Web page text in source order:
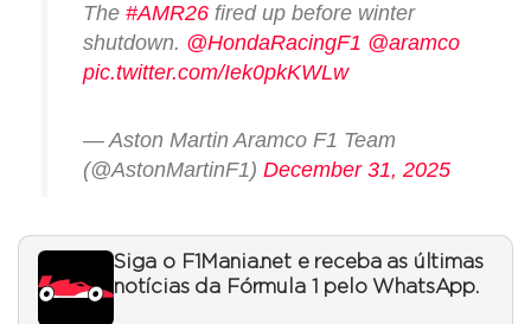
The #AMR26 fired up before winter
shutdown. @HondaRacingF1 @aramco
pic.twitter.com/Iek0pkKWLw
— Aston Martin Aramco F1 Team
(@AstonMartinF1) December 31, 2025
Siga o F1Mania.net e receba as últimas
notícias da Fórmula 1 pelo WhatsApp.